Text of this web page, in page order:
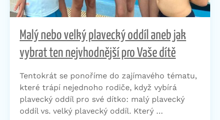
Malý nebo velký plavecký oddíl aneb jak
vybrat ten nejvhodnější pro Vaše dítě
Tentokrát se ponoříme do zajímavého tématu,
které trápí nejednoho rodiče, když vybírá
plavecký oddíl pro své dítko: malý plavecký
oddíl vs. velký plavecký oddíl. Který …